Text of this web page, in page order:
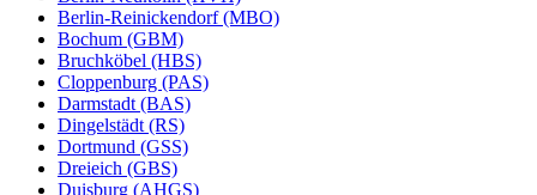
Berlin-Reinickendorf (MBO)
Bochum (GBM)
Bruchköbel (HBS)
Cloppenburg (PAS)
Darmstadt (BAS)
Dingelstädt (RS)
Dortmund (GSS)
Dreieich (GBS)
Duisburg (AHGS)